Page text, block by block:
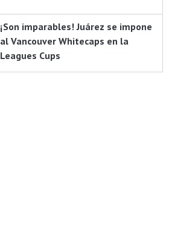
¡Son imparables! Juárez se impone
al Vancouver Whitecaps en la
Leagues Cups